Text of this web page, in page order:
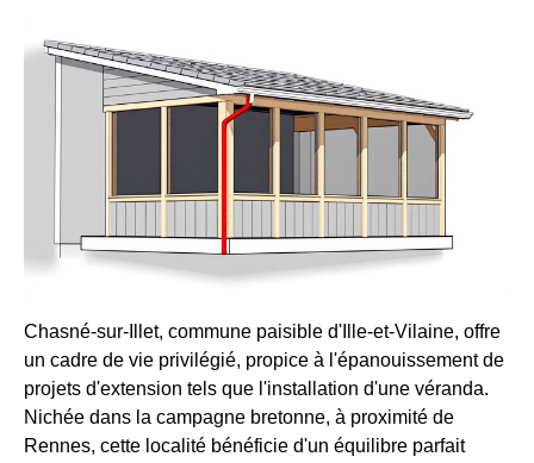
Chasné-sur-Illet, commune paisible d'Ille-et-Vilaine, offre
un cadre de vie privilégié, propice à l'épanouissement de
projets d'extension tels que l'installation d'une véranda.
Nichée dans la campagne bretonne, à proximité de
Rennes, cette localité bénéficie d'un équilibre parfait